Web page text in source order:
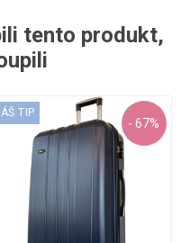
tento produkt,
- 67%
TIP